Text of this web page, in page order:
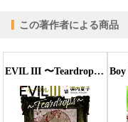
この著作者による商品
EVIL III 〜Teardrops〜 分冊版 7